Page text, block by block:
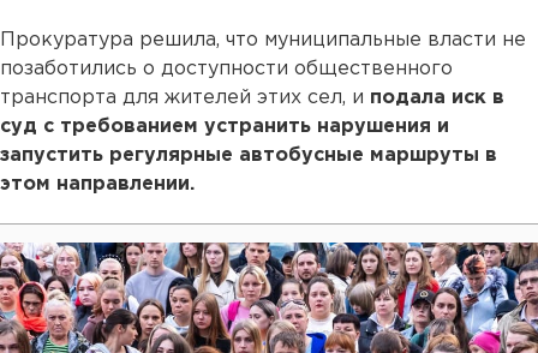
Прокуратура решила, что муниципальные власти не
позаботились о доступности общественного
транспорта для жителей этих сел, и подала иск в
суд с требованием устранить нарушения и
запустить регулярные автобусные маршруты в
этом направлении.